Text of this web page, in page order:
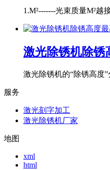
1.M²-------光束质量M²越
激光除锈机除锈
激光除锈机的“除锈高度
服务
激光刻字加工
激光除锈机厂家
地图
xml
html